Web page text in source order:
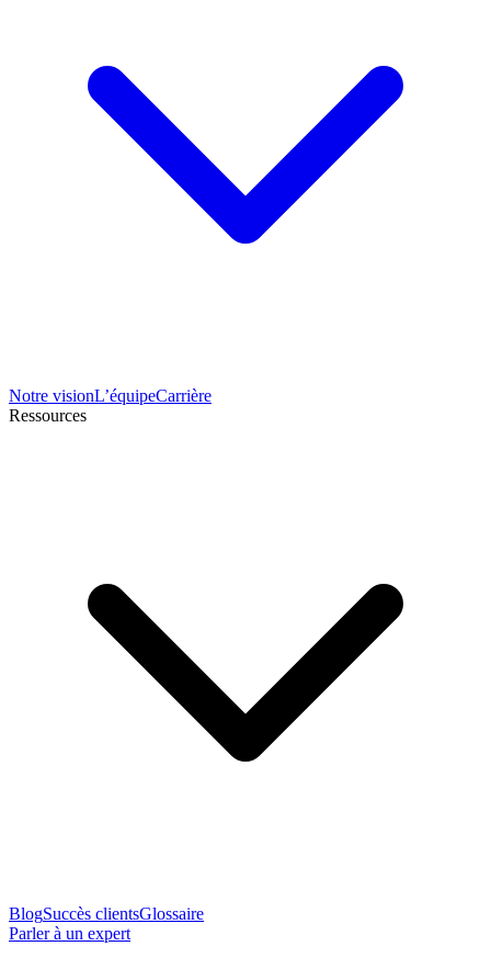
Notre visionL’équipeCarrière
Ressources
BlogSuccès clientsGlossaire
Parler à un expert